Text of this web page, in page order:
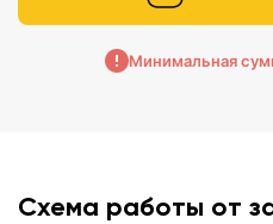
Минимальная
Схема работы от